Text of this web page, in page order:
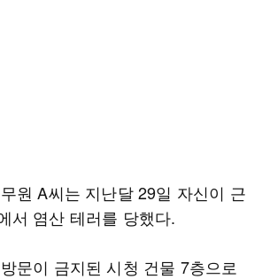
원 A씨는 지난달 29일 자신이 근
서 염산 테러를 당했다.
문이 금지된 시청 건물 7층으로